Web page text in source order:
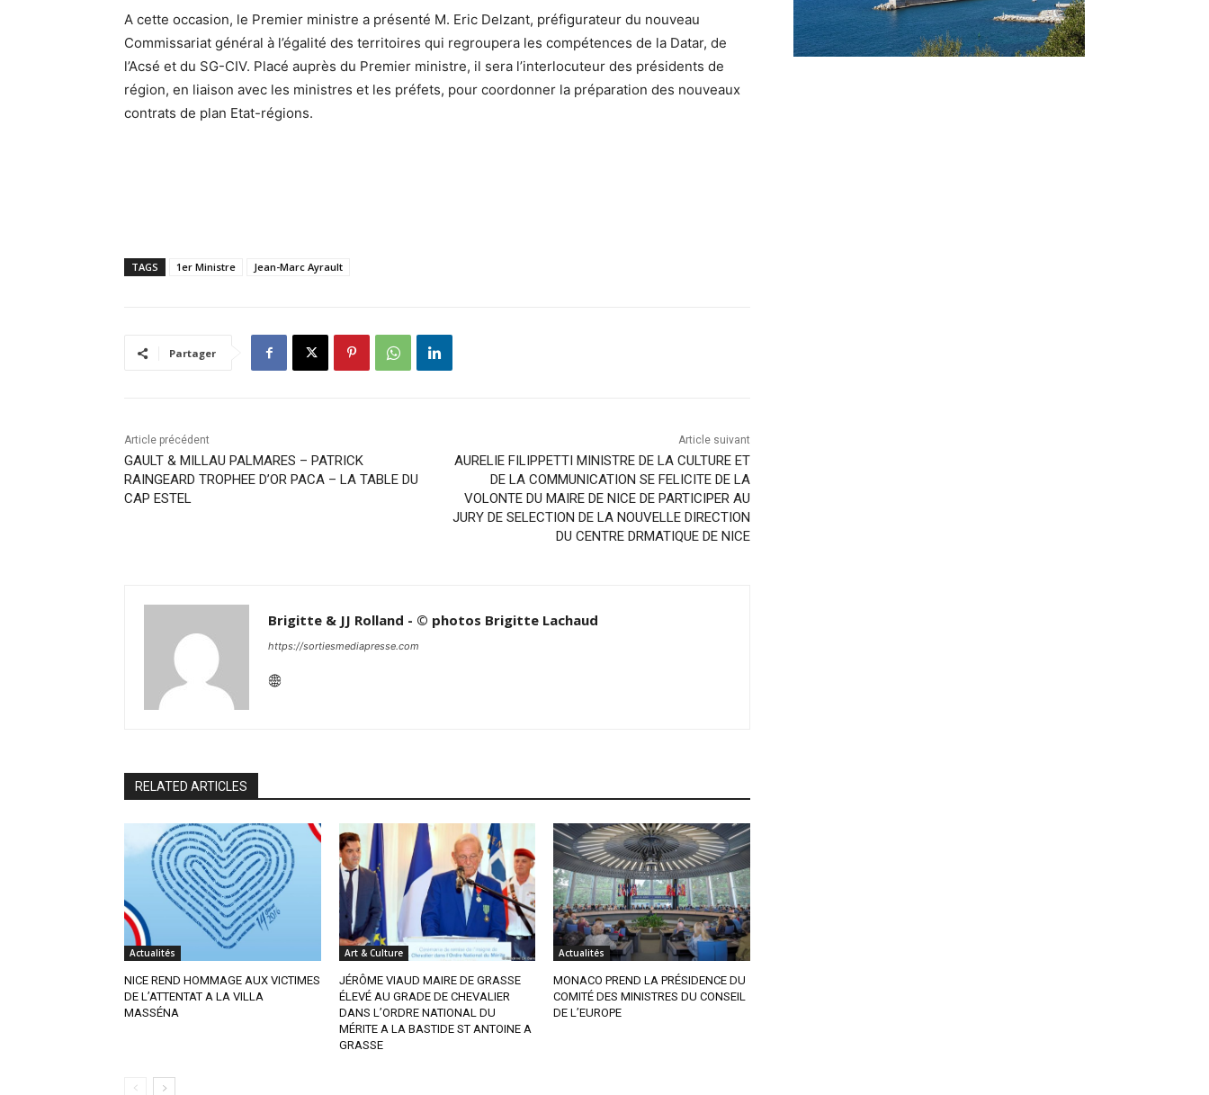
A cette occasion, le Premier ministre a présenté M. Eric Delzant, préfigurateur du nouveau
Commissariat général à l’égalité des territoires qui regroupera les compétences de la Datar, de
l’Acsé et du SG-CIV. Placé auprès du Premier ministre, il sera l’interlocuteur des présidents de
région, en liaison avec les ministres et les préfets, pour coordonner la préparation des nouveaux
contrats de plan Etat-régions.
TAGS 1er Ministre Jean-Marc Ayrault
Partager
Article précédent
GAULT & MILLAU PALMARES – PATRICK
RAINGEARD TROPHEE D’OR PACA – LA TABLE DU
CAP ESTEL
Article suivant
AURELIE FILIPPETTI MINISTRE DE LA CULTURE ET
DE LA COMMUNICATION SE FELICITE DE LA
VOLONTE DU MAIRE DE NICE DE PARTICIPER AU
JURY DE SELECTION DE LA NOUVELLE DIRECTION
DU CENTRE DRMATIQUE DE NICE
Brigitte & JJ Rolland - © photos Brigitte Lachaud
https://sortiesmediapresse.com
RELATED ARTICLES
Actualités
NICE REND HOMMAGE AUX VICTIMES
DE L’ATTENTAT A LA VILLA
MASSÉNA
Art & Culture
JÉRÔME VIAUD MAIRE DE GRASSE
ÉLEVÉ AU GRADE DE CHEVALIER
DANS L’ORDRE NATIONAL DU
MÉRITE A LA BASTIDE ST ANTOINE A
GRASSE
Actualités
MONACO PREND LA PRÉSIDENCE DU
COMITÉ DES MINISTRES DU CONSEIL
DE L’EUROPE